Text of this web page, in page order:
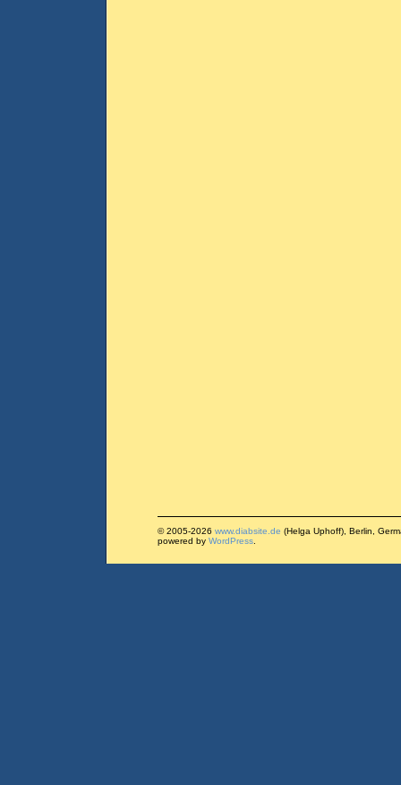
© 2005-2026 www.diabsite.de (Helga Uphoff), Berlin,
powered by WordPress.